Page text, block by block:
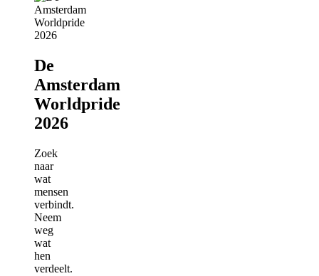
De
Amsterdam
Worldpride
2026
Zoek
naar
wat
mensen
verbindt.
Neem
weg
wat
hen
verdeelt.